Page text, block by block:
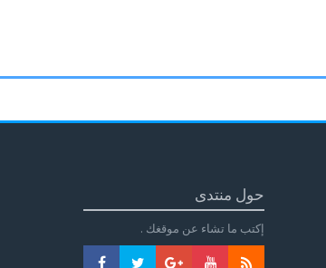
حول منتدى
إكتب ما تشاء عن موقغك .